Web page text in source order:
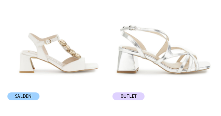
SALDEN OUTLET